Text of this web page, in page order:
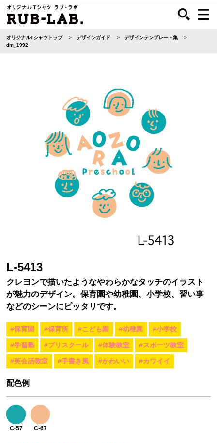
オリジナルTシャツトップ デザインガイド
デザインテンプレート集
dm_1992
L-5413
クレヨンで描いたようなやわらかなタッチのイラスト
が魅力のデザイン。保育園や幼稚園、小学校、習い事
などのシーンにピッタリです。
#保育園 #保育所 #こども園 #幼稚園 #小学校
#学習塾 #プリスクール #体験教室 #スポーツ教室
#英会話教室 #手書き風 #かわいい #カワイイ
配色例
C-57 C-67